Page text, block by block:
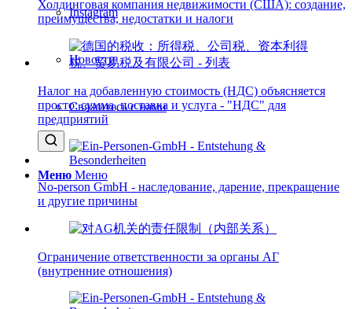
Instagram
Новости
Свяжитесь с нами
Меню Меню
Холдинговая компания недвижимости (США): создание,
преимущества, недостатки и налоги
Налог на добавленную стоимость (НДС) объясняется
просто: сумма, поставка и услуга - "НДС" для
предприятий
No-person GmbH - наследование, дарение, прекращение
и другие причины
Ограничение ответственности за органы АГ
(внутренние отношения)